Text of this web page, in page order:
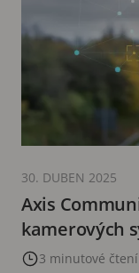
Axis
kamerových
daty od
3 minutové čtení
30. DUBEN 2025